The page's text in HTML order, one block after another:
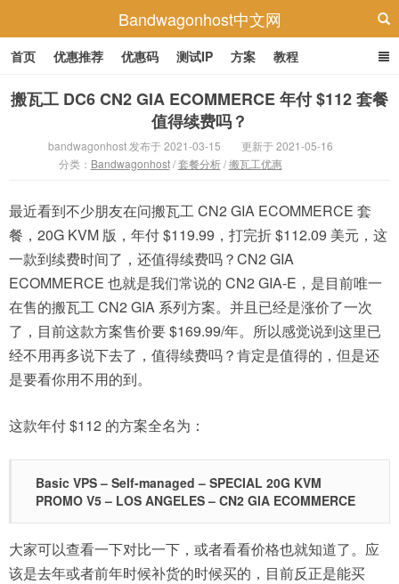
Bandwagonhost中文网
首页 优惠推荐 优惠码 测试IP 方案 教程
搬瓦工 DC6 CN2 GIA ECOMMERCE 年付 $112 套餐
值得续费吗？
bandwagonhost 发布于 2021-03-15
更新于 2021-05-16
分类： Bandwagonhost/套餐分析/搬瓦工优惠
最近看到不少朋友在问搬瓦工 CN2 GIA ECOMMERCE 套
餐，20G KVM 版，年付 $119.99，打完折 $112.09 美元，这
一款到续费时间了，还值得续费吗？CN2 GIA
ECOMMERCE 也就是我们常说的 CN2 GIA-E，是目前唯一
在售的搬瓦工 CN2 GIA 系列方案。并且已经是涨价了一次
了，目前这款方案售价要 $169.99/年。所以感觉说到这里已
经不用再多说下去了，值得续费吗？肯定是值得的，但是还
是要看你用不用的到。
这款年付 $112 的方案全名为：
Basic VPS – Self-managed – SPECIAL 20G KVM
PROMO V5 – LOS ANGELES – CN2 GIA ECOMMERCE
大家可以查看一下对比一下，或者看看价格也就知道了。应
该是去年或者前年时候补货的时候买的，目前反正是能买